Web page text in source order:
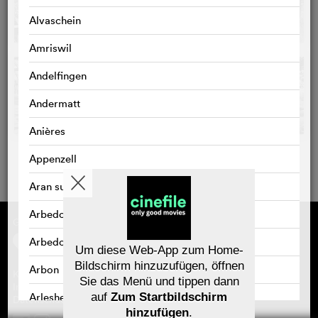
Alvaschein
Amriswil
Andelfingen
Andermatt
Anières
Appenzell
Aran sur Vilette
Arbedo
Arbedo-Castione
Arbon
Arlesheim
Gefördert von
Kontakt
Impressum
Datenschutz
Newsletter
Häufig gestellte Fragen (FAQ)
Gutscheine
Um diese Web-App zum Home-
Bildschirm hinzuzufügen, öffnen
Sie das Menü und tippen dann
auf Zum Startbildschirm
hinzufügen.